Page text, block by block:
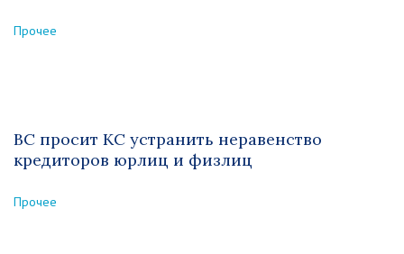
Прочее
ВС просит КС устранить неравенство
кредиторов юрлиц и физлиц
Прочее